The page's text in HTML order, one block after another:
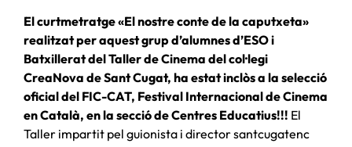
El curtmetratge «El nostre conte de la caputxeta»
realitzat per aquest grup d’alumnes d’ESO i
Batxillerat del Taller de Cinema del col·legi
CreaNova de Sant Cugat, ha estat inclòs a la selecció
oficial del FIC-CAT, Festival Internacional de Cinema
en Català, en la secció de Centres Educatius!!! El
Taller impartit pel guionista i director santcugatenc